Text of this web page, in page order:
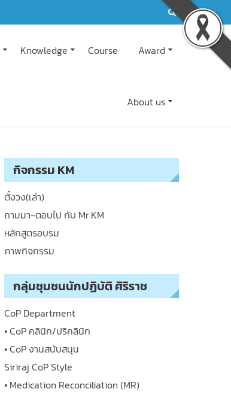
Knowledge Course Award
About us
กิจกรรม KM
ตั้งวง(เล่า)
ถามมา-ตอบไป กับ Mr.KM
หลักสูตรอบรม
ภาพกิจกรรม
กลุ่มชุมชนนักปฏิบัติ ศิริราช
CoP Department
• CoP คลินิก/ปริคลินิก
• CoP งานสนับสนุน
Siriraj CoP Style
• Medication Reconciliation (MR)